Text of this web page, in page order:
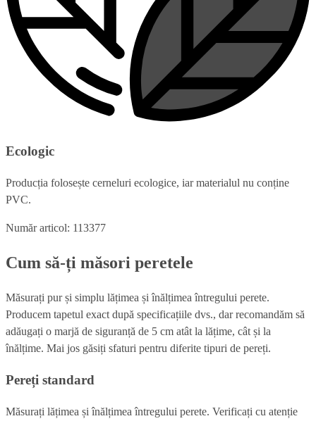
Ecologic
Producția folosește cerneluri ecologice, iar materialul nu conține
PVC.
Număr articol: 113377
Cum să-ți măsori peretele
Măsurați pur și simplu lățimea și înălțimea întregului perete.
Producem tapetul exact după specificațiile dvs., dar recomandăm să
adăugați o marjă de siguranță de 5 cm atât la lățime, cât și la
înălțime. Mai jos găsiți sfaturi pentru diferite tipuri de pereți.
Pereți standard
Măsurați lățimea și înălțimea întregului perete. Verificați cu atenție